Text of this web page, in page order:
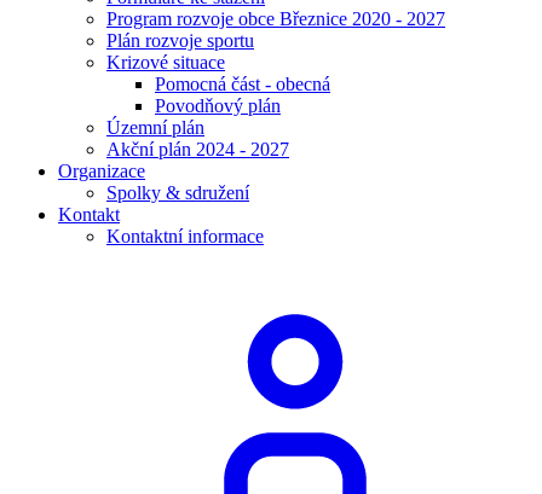
Program rozvoje obce Březnice 2020 - 2027
Plán rozvoje sportu
Krizové situace
Pomocná část - obecná
Povodňový plán
Územní plán
Akční plán 2024 - 2027
Organizace
Spolky & sdružení
Kontakt
Kontaktní informace